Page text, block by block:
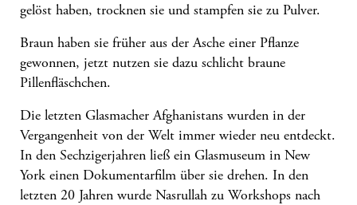
gelöst haben, trocknen sie und stampfen sie zu Pulver.
Braun haben sie früher aus der Asche einer Pflanze
gewonnen, jetzt nutzen sie dazu schlicht braune
Pillenfläschchen.
Die letzten Glasmacher Afghanistans wurden in der
Vergangenheit von der Welt immer wieder neu entdeckt.
In den Sechzigerjahren ließ ein Glasmuseum in New
York einen Dokumentarfilm über sie drehen. In den
letzten 20 Jahren wurde Nasrullah zu Workshops nach